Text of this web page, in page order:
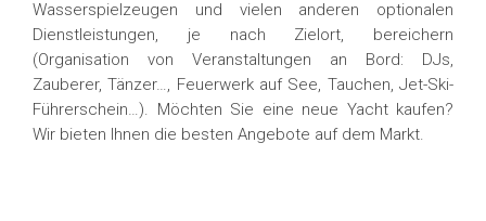
Wasserspielzeugen und vielen anderen optionalen
Dienstleistungen, je nach Zielort, bereichern
(Organisation von Veranstaltungen an Bord: DJs,
Zauberer, Tänzer…, Feuerwerk auf See, Tauchen, Jet-Ski-
Führerschein…). Möchten Sie eine neue Yacht kaufen?
Wir bieten Ihnen die besten Angebote auf dem Markt.